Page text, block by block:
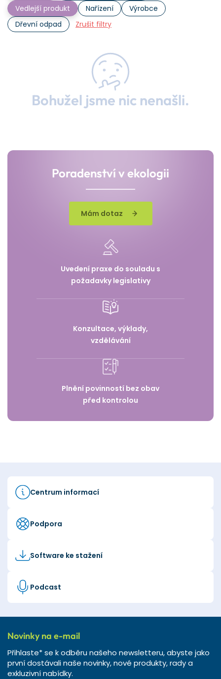
Vedlejší produkt
Nařízení
Výrobce
Dřevní odpad
Zrušit filtry
Bohužel jsme nic nenašli.
Poradenství v ekologii
Mám dotaz
Uvedení praxe do souladu s
požadavky legislativy
Konzultace, výklady,
vzdělávání
Plnění povinností bez obav
před kontrolou
Centrum informací
Podpora
Software ke stažení
Podcast
Novinky na e-mail
Přihlaste* se k odběru našeho newsletteru, abyste jako
první dostávali naše novinky, nové produkty, rady a
exkluzivní nabídky.